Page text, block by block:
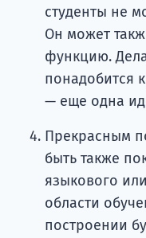
студенты не
Он может
функцию.
понадобится
— еще одна
Прекрасным
быть также
языкового
области
построении